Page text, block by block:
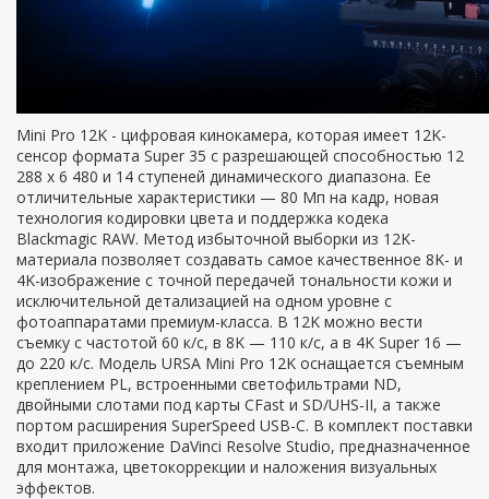
Mini Pro 12K - цифровая кинокамера, которая имеет 12K-
сенсор формата Super 35 с разрешающей способностью 12
288 x 6 480 и 14 ступеней динамического диапазона. Ее
отличительные характеристики — 80 Мп на кадр, новая
технология кодировки цвета и поддержка кодека
Blackmagic RAW. Метод избыточной выборки из 12K-
материала позволяет создавать самое качественное 8K- и
4K-изображение с точной передачей тональности кожи и
исключительной детализацией на одном уровне с
фотоаппаратами премиум-класса. В 12K можно вести
съемку с частотой 60 к/с, в 8K — 110 к/с, а в 4K Super 16 —
до 220 к/с. Модель URSA Mini Pro 12K оснащается съемным
креплением PL, встроенными светофильтрами ND,
двойными слотами под карты CFast и SD/UHS-II, а также
портом расширения SuperSpeed USB-C. В комплект поставки
входит приложение DaVinci Resolve Studio, предназначенное
для монтажа, цветокоррекции и наложения визуальных
эффектов.